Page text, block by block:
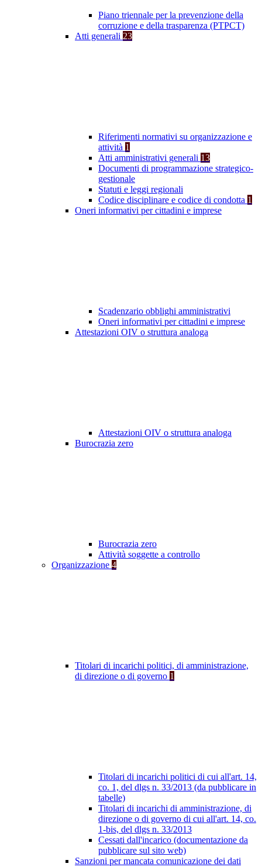
Piano triennale per la prevenzione della
corruzione e della trasparenza (PTPCT)
Atti generali 23
Riferimenti normativi su organizzazione e
attività 1
Atti amministrativi generali 13
Documenti di programmazione strategico-
gestionale
Statuti e leggi regionali
Codice disciplinare e codice di condotta 1
Oneri informativi per cittadini e imprese
Scadenzario obblighi amministrativi
Oneri informativi per cittadini e imprese
Attestazioni OIV o struttura analoga
Attestazioni OIV o struttura analoga
Burocrazia zero
Burocrazia zero
Attività soggette a controllo
Organizzazione 4
Titolari di incarichi politici, di amministrazione,
di direzione o di governo 1
Titolari di incarichi politici di cui all'art. 14,
co. 1, del dlgs n. 33/2013 (da pubblicare in
tabelle)
Titolari di incarichi di amministrazione, di
direzione o di governo di cui all'art. 14, co.
1-bis, del dlgs n. 33/2013
Cessati dall'incarico (documentazione da
pubblicare sul sito web)
Sanzioni per mancata comunicazione dei dati